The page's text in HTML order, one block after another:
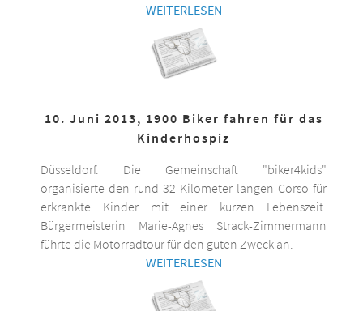
WEITERLESEN
10. Juni 2013, 1900 Biker fahren für das
Kinderhospiz
Düsseldorf. Die Gemeinschaft "biker4kids"
organisierte den rund 32 Kilometer langen Corso für
erkrankte Kinder mit einer kurzen Lebenszeit.
Bürgermeisterin Marie-Agnes Strack-Zimmermann
führte die Motorradtour für den guten Zweck an.
WEITERLESEN